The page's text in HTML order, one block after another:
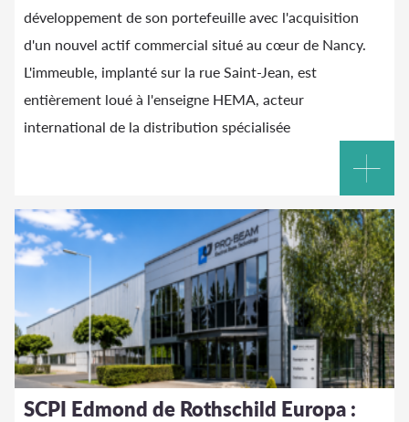
développement de son portefeuille avec l'acquisition
d'un nouvel actif commercial situé au cœur de Nancy.
L'immeuble, implanté sur la rue Saint-Jean, est
entièrement loué à l'enseigne HEMA, acteur
international de la distribution spécialisée
SCPI Edmond de Rothschild Europa :